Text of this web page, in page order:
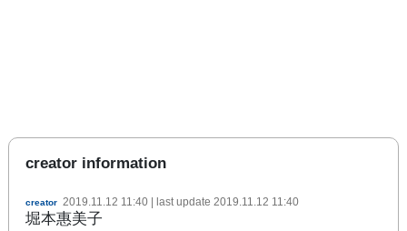
creator information
creator 2019.11.12 11:40 | last update 2019.11.12 11:40
堀本惠美子